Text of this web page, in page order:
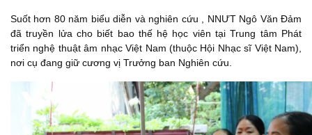
Suốt hơn 80 năm biểu diễn và nghiên cứu , NNƯT Ngô Văn Đảm
đã truyền lửa cho biết bao thế hệ học viên tại Trung tâm Phát
triển nghệ thuật âm nhạc Việt Nam (thuộc Hội Nhạc sĩ Việt Nam),
nơi cụ đang giữ cương vị Trưởng ban Nghiên cứu.